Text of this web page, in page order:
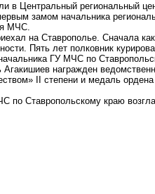
в Центральный региональный
замом начальника
МЧС.
на Ставрополье. Сначала
Пять лет полковник
ГУ МЧС по
Агакишиев награжден
II степени и медаль
по Ставропольскому краю